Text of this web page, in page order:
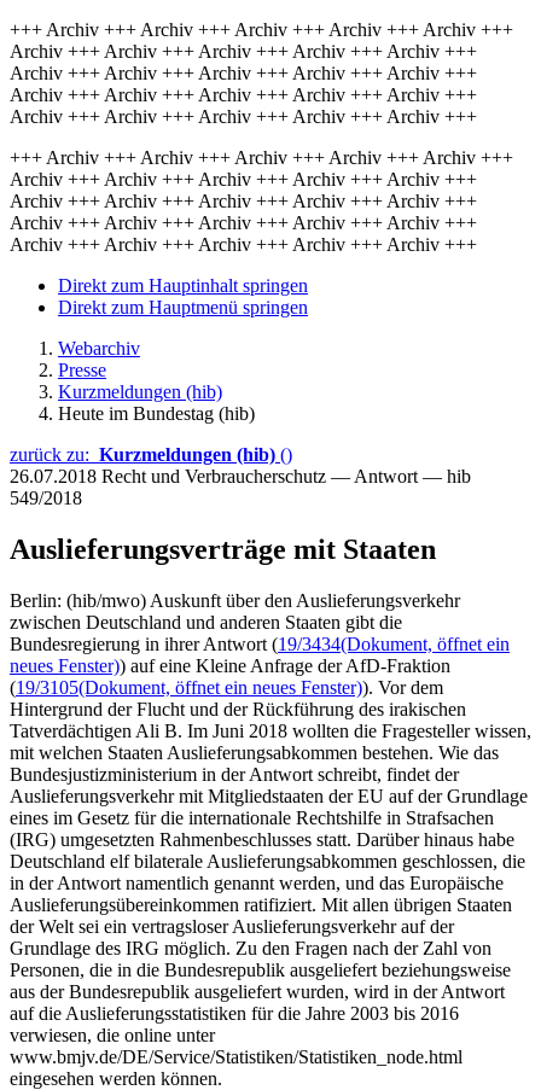
+++ Archiv +++ Archiv +++ Archiv +++ Archiv +++ Archiv +++
Archiv +++ Archiv +++ Archiv +++ Archiv +++ Archiv +++
Archiv +++ Archiv +++ Archiv +++ Archiv +++ Archiv +++
Archiv +++ Archiv +++ Archiv +++ Archiv +++ Archiv +++
Archiv +++ Archiv +++ Archiv +++ Archiv +++ Archiv +++
+++ Archiv +++ Archiv +++ Archiv +++ Archiv +++ Archiv +++
Archiv +++ Archiv +++ Archiv +++ Archiv +++ Archiv +++
Archiv +++ Archiv +++ Archiv +++ Archiv +++ Archiv +++
Archiv +++ Archiv +++ Archiv +++ Archiv +++ Archiv +++
Archiv +++ Archiv +++ Archiv +++ Archiv +++ Archiv +++
Direkt zum Hauptinhalt springen
Direkt zum Hauptmenü springen
Webarchiv
Presse
Kurzmeldungen (hib)
Heute im Bundestag (hib)
zurück zu: Kurzmeldungen (hib) ()
26.07.2018 Recht und Verbraucherschutz — Antwort — hib
549/2018
Auslieferungsverträge mit Staaten
Berlin: (hib/mwo) Auskunft über den Auslieferungsverkehr
zwischen Deutschland und anderen Staaten gibt die
Bundesregierung in ihrer Antwort (19/3434(Dokument, öffnet ein
neues Fenster)) auf eine Kleine Anfrage der AfD-Fraktion
(19/3105(Dokument, öffnet ein neues Fenster)). Vor dem
Hintergrund der Flucht und der Rückführung des irakischen
Tatverdächtigen Ali B. Im Juni 2018 wollten die Fragesteller wissen,
mit welchen Staaten Auslieferungsabkommen bestehen. Wie das
Bundesjustizministerium in der Antwort schreibt, findet der
Auslieferungsverkehr mit Mitgliedstaaten der EU auf der Grundlage
eines im Gesetz für die internationale Rechtshilfe in Strafsachen
(IRG) umgesetzten Rahmenbeschlusses statt. Darüber hinaus habe
Deutschland elf bilaterale Auslieferungsabkommen geschlossen, die
in der Antwort namentlich genannt werden, und das Europäische
Auslieferungsübereinkommen ratifiziert. Mit allen übrigen Staaten
der Welt sei ein vertragsloser Auslieferungsverkehr auf der
Grundlage des IRG möglich. Zu den Fragen nach der Zahl von
Personen, die in die Bundesrepublik ausgeliefert beziehungsweise
aus der Bundesrepublik ausgeliefert wurden, wird in der Antwort
auf die Auslieferungsstatistiken für die Jahre 2003 bis 2016
verwiesen, die online unter
www.bmjv.de/DE/Service/Statistiken/Statistiken_node.html
eingesehen werden können.